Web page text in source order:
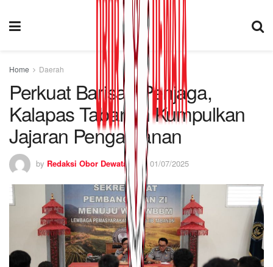
Home Daerah
Perkuat Barisan Penjaga,
Kalapas Tabanan Kumpulkan
Jajaran Pengamanan
by Redaksi Obor Dewata 01/07/2025